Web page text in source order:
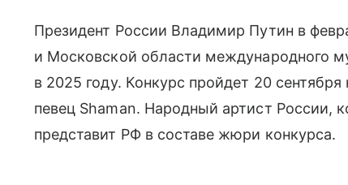
Президент России Владимир Путин в
и Московской области международного
в 2025 году. Конкурс пройдет 20
певец Shaman. Народный артист России,
представит РФ в составе жюри конкурса.